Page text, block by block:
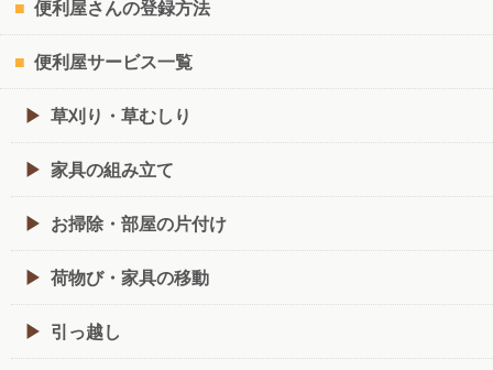
便利屋さんの登録方法
便利屋サービス一覧
草刈り・草むしり
家具の組み立て
お掃除・部屋の片付け
荷物び・家具の移動
引っ越し